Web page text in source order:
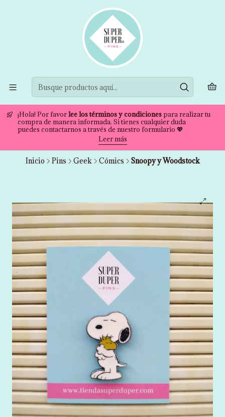
¡Hola! Por favorlee los términos y condicionespara realizar tu
compra de manera informada. Si tienes cualquier duda
puedes contactarnos a través de nuestro formulario 💖
Leer más
Inicio Pins Geek Cómics Snoopy y Woodstock